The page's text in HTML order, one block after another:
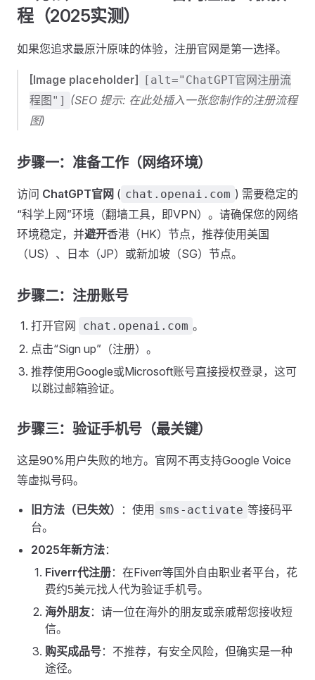
程（2025实测）
如果您追求最原汁原味的体验，注册官网是第一选择。
[Image placeholder]
[alt="ChatGPT官网注册流
程图"] (SEO 提示: 在此处插入一张您制作的注册流程
图)
步骤一：准备工作（网络环境）
访问 ChatGPT官网 ( chat.openai.com ) 需要稳定的
“科学上网”环境（翻墙工具，即VPN）。请确保您的网络
环境稳定，并避开香港（HK）节点，推荐使用美国
（US）、日本（JP）或新加坡（SG）节点。
步骤二：注册账号
打开官网 chat.openai.com 。
点击“Sign up”（注册）。
推荐使用Google或Microsoft账号直接授权登录，这可
以跳过邮箱验证。
步骤三：验证手机号（最关键）
这是90%用户失败的地方。官网不再支持Google Voice
等虚拟号码。
旧方法（已失效） ：使用 sms-activate 等接码平
台。
2025年新方法：
Fiverr代注册：在Fiverr等国外自由职业者平台，花
费约5美元找人代为验证手机号。
海外朋友：请一位在海外的朋友或亲戚帮您接收短
信。
购买成品号：不推荐，有安全风险，但确实是一种
途径。